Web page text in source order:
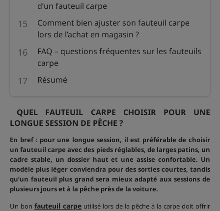
d’un fauteuil carpe
Comment bien ajuster son fauteuil carpe
lors de l’achat en magasin ?
FAQ – questions fréquentes sur les fauteuils
carpe
Résumé
QUEL FAUTEUIL CARPE CHOISIR POUR UNE
LONGUE SESSION DE PÊCHE ?
En bref : pour une longue session, il est préférable de choisir
un fauteuil carpe avec des pieds réglables, de larges patins, un
cadre stable, un dossier haut et une assise confortable. Un
modèle plus léger conviendra pour des sorties courtes, tandis
qu’un fauteuil plus grand sera mieux adapté aux sessions de
plusieurs jours et à la pêche près de la voiture.
Un bon fauteuil carpe utilisé lors de la pêche à la carpe doit offrir